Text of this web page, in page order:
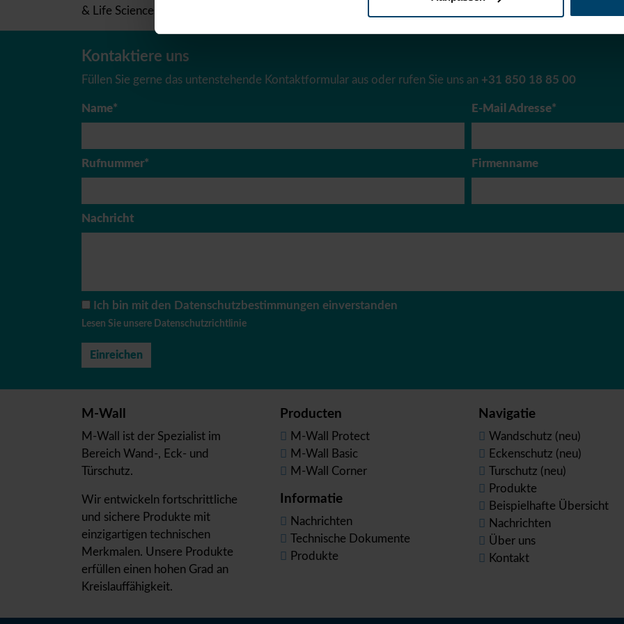
& Life Sciences. Haben Sie Fragen an uns? Unser Team hilft Ihnen gerne weiter, zögern Sie also nicht, uns zu
Kontaktiere uns
Füllen Sie gerne das untenstehende Kontaktformular aus oder rufen Sie uns an +31 850 18 85 00
Name* E-Mail Adresse*
Rufnummer* Firmenname
Nachricht
Ich bin mit den Datenschutzbestimmungen einverstanden
Lesen Sie unsere Datenschutzrichtlinie
M-Wall
M-Wall ist der Spezialist im
Bereich Wand-, Eck- und
Türschutz.
Wir entwickeln fortschrittliche
und sichere Produkte mit
einzigartigen technischen
Merkmalen. Unsere Produkte
erfüllen einen hohen Grad an
Kreislauffähigkeit.
Producten
M-Wall Protect
M-Wall Basic
M-Wall Corner
Informatie
Nachrichten
Technische Dokumente
Produkte
Navigatie
Wandschutz (neu)
Eckenschutz (neu)
Turschutz (neu)
Produkte
Beispielhafte Übersicht
Nachrichten
Über uns
Kontakt